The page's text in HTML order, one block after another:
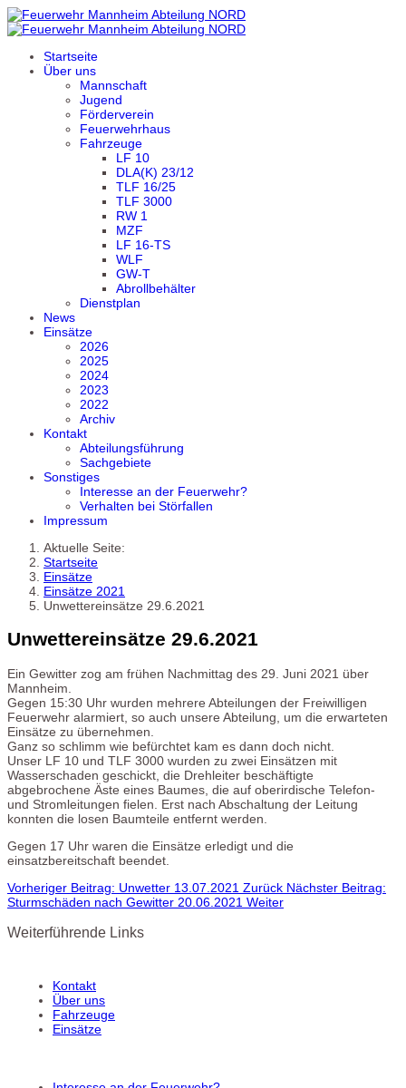
Startseite
Über uns
Mannschaft
Jugend
Förderverein
Feuerwehrhaus
Fahrzeuge
LF 10
DLA(K) 23/12
TLF 16/25
TLF 3000
RW 1
MZF
LF 16-TS
WLF
GW-T
Abrollbehälter
Dienstplan
News
Einsätze
2026
2025
2024
2023
2022
Archiv
Kontakt
Abteilungsführung
Sachgebiete
Sonstiges
Interesse an der Feuerwehr?
Verhalten bei Störfallen
Impressum
Aktuelle Seite:
Startseite
Einsätze
Einsätze 2021
Unwettereinsätze 29.6.2021
Unwettereinsätze 29.6.2021
Ein Gewitter zog am frühen Nachmittag des 29. Juni 2021 über
Mannheim.
Gegen 15:30 Uhr wurden mehrere Abteilungen der Freiwilligen
Feuerwehr alarmiert, so auch unsere Abteilung, um die erwarteten
Einsätze zu übernehmen.
Ganz so schlimm wie befürchtet kam es dann doch nicht.
Unser LF 10 und TLF 3000 wurden zu zwei Einsätzen mit
Wasserschaden geschickt, die Drehleiter beschäftigte
abgebrochene Äste eines Baumes, die auf oberirdische Telefon-
und Stromleitungen fielen. Erst nach Abschaltung der Leitung
konnten die losen Baumteile entfernt werden.
Gegen 17 Uhr waren die Einsätze erledigt und die
einsatzbereitschaft beendet.
Vorheriger Beitrag: Unwetter 13.07.2021 Zurück Nächster Beitrag:
Sturmschäden nach Gewitter 20.06.2021 Weiter
Weiterführende Links
Kontakt
Über uns
Fahrzeuge
Einsätze